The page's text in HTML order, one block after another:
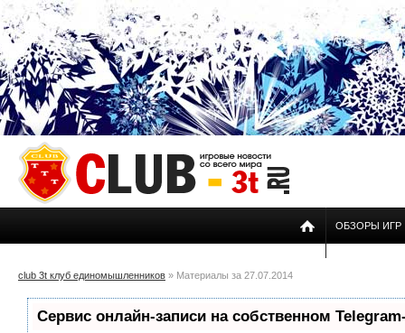
ОБЗОРЫ ИГР
club 3t клуб единомышленников » Материалы за 27.07.2014
Сервис онлайн-записи на собственном